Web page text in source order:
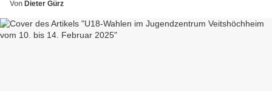
Von Dieter Gürz